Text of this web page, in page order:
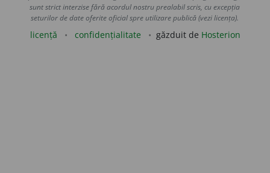
sunt strict interzise fără acordul nostru prealabil scris, cu excepția
seturilor de date oferite oficial spre utilizare publică (vezi licența).
licență confidențialitate găzduit de Hosterion